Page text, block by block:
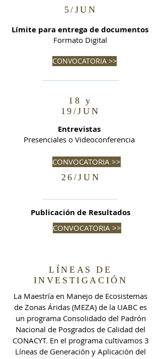
5/JUN
CONVOCATORIA >>
18 y
19/JUN
Límite para entrega de documentos
Formato Digital
Entrevistas
Presenciales o Videoconferencia
CONVOCATORIA >>
Publicación de Resultados
26/JUN
CONVOCATORIA >>
LÍNEAS DE
INVESTIGACIÓN
La Maestría en Manejo de Ecosistemas
de Zonas Áridas (MEZA) de la UABC es
un programa Consolidado del Padrón
Nacional de Posgrados de Calidad del
CONACYT. En el programa cultivamos 3
Líneas de Generación y Aplicación del